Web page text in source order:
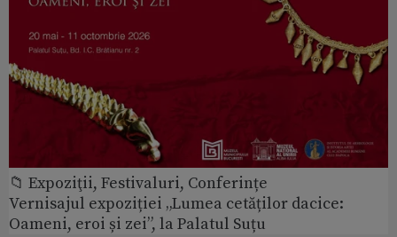
📁 Expoziţii, Festivaluri, Conferințe
Vernisajul expoziției „Lumea cetăților dacice:
Oameni, eroi și zei”, la Palatul Suțu